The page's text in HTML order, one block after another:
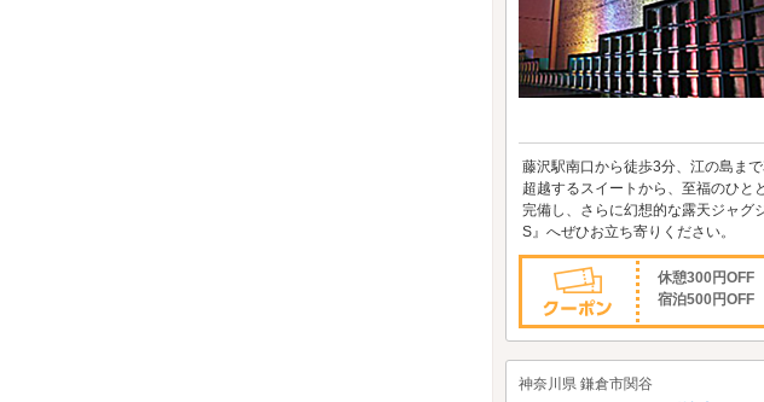
藤沢駅南口から徒歩3分、江の島ま
超越するスイートから、至福のひと
完備し、さらに幻想的な露天ジャグ
S』へぜひお立ち寄りください。
休憩300円OFF
宿泊500円OFF
神奈川県 鎌倉市関谷